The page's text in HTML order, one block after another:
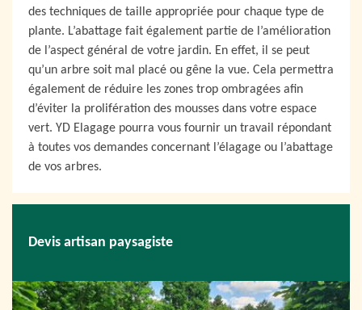
des techniques de taille appropriée pour chaque type de
plante. L’abattage fait également partie de l’amélioration
de l’aspect général de votre jardin. En effet, il se peut
qu’un arbre soit mal placé ou gêne la vue. Cela permettra
également de réduire les zones trop ombragées afin
d’éviter la prolifération des mousses dans votre espace
vert. YD Elagage pourra vous fournir un travail répondant
à toutes vos demandes concernant l’élagage ou l’abattage
de vos arbres.
Devis artisan paysagiste